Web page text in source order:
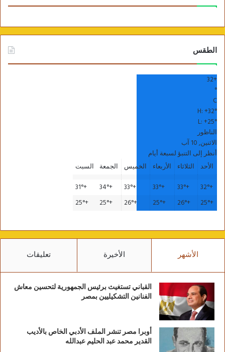
الطقس
+
32
°
C
H:+32°
L:+25°
الناظور
الاثنين, 10 آب
أنظر إلى التنبؤ لسبعة أيام
الأحد
الثلاثاء الأربعاء الخميس الجمعة
السبت
+
32°
+
33°
+
33°
+
33°
+
34°
+
31°
+
25°
+
26°
+
25°
+
26°
+
25°
+
25°
الأشهر الأخيرة تعليقات
القباني تستغيث برئيس الجمهورية لتحسين معاش
الفنانين التشكيليين بمصر
أوبرا مصر تنشر الملف الأدبي الخاص بالأديب
القدير محمد عبد الحليم عبدالله